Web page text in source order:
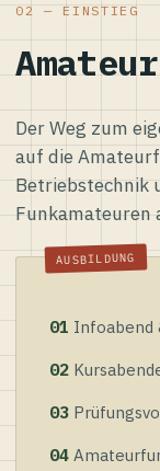
02 — EINSTIEG
Der Weg zum
auf die
Betriebstechnik
Funkamateuren
01 Infoabend
02
03
04